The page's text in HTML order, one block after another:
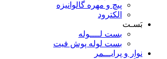
پیچ و مهره گالوانیزه
الکترود
بَسـت
بست لــــوله
بست لوله پوش فیت
نوار و پرایـــمر